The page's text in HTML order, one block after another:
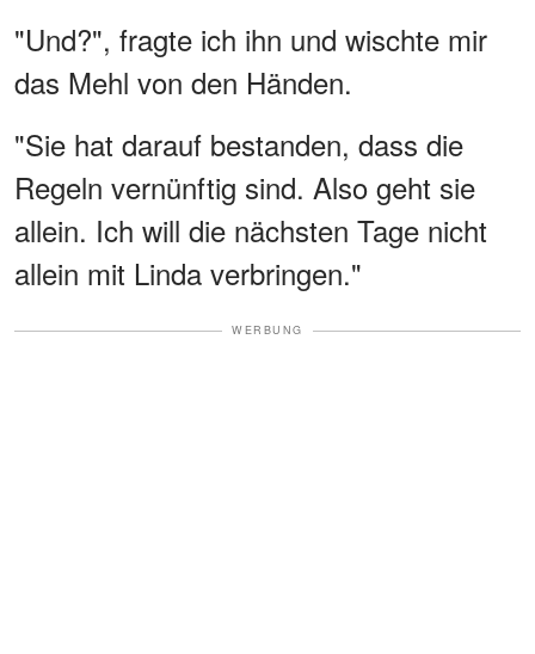
"Und?", fragte ich ihn und wischte mir
das Mehl von den Händen.
"Sie hat darauf bestanden, dass die
Regeln vernünftig sind. Also geht sie
allein. Ich will die nächsten Tage nicht
allein mit Linda verbringen."
WERBUNG